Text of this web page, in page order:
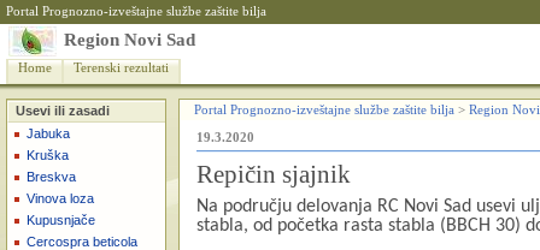
Portal Prognozno-izveštajne službe zaštite bilja
Region Novi Sad
Home Terenski rezultati
Usevi ili zasadi
Jabuka
Kruška
Breskva
Vinova loza
Kupusnjače
Cercospra beticola
Portal Prognozno-izveštajne službe zaštite bilja > Region
19.3.2020
Repičin sjajnik
Na području delovanja RC Novi Sad usevi
stabla, od početka rasta stabla (BBCH 30)